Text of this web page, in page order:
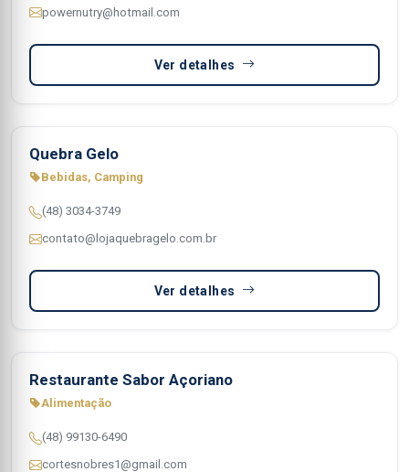
powernutry@hotmail.com
Ver detalhes
Quebra Gelo
Bebidas, Camping
(48) 3034-3749
contato@lojaquebragelo.com.br
Ver detalhes
Restaurante Sabor Açoriano
Alimentação
(48) 99130-6490
cortesnobres1@gmail.com